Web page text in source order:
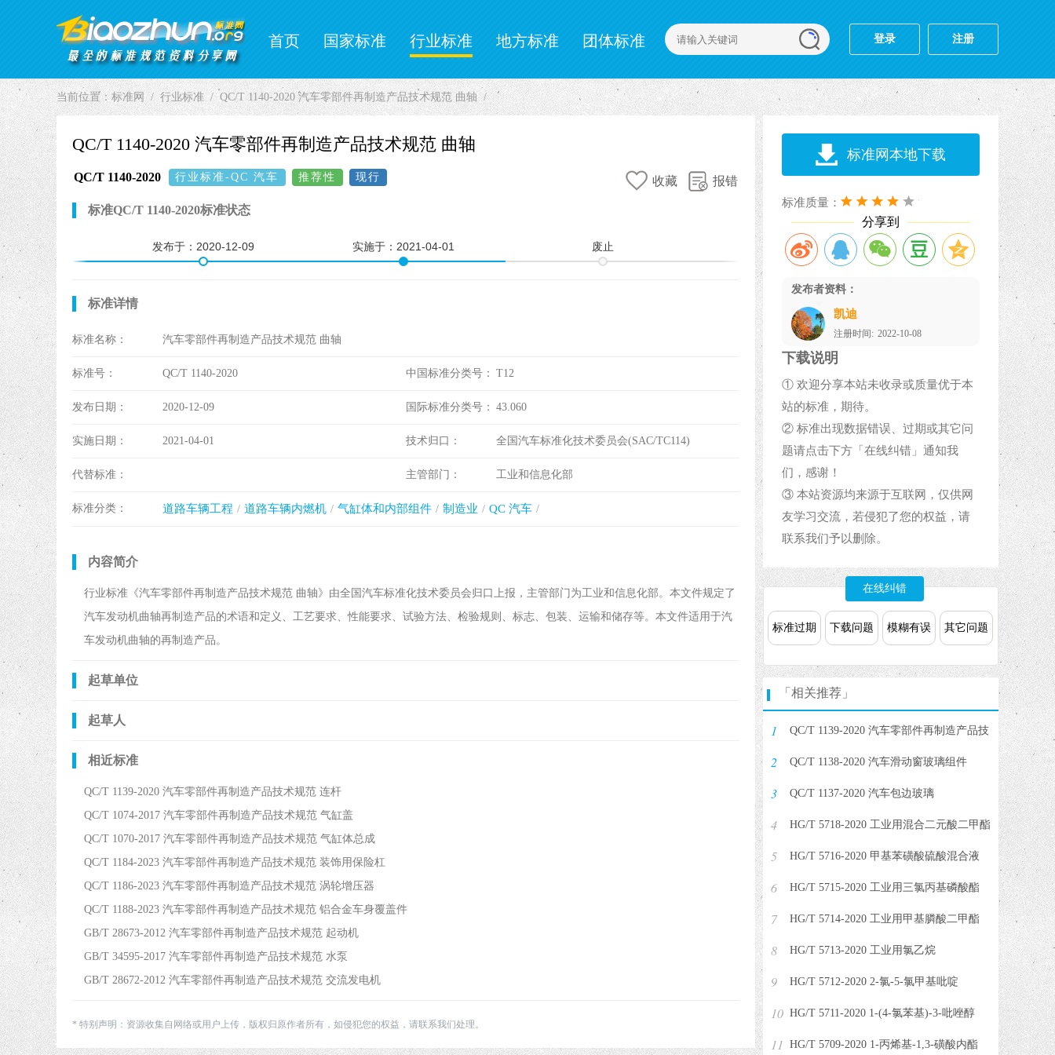
首页 国家标准 行业标准 地方标准
团体标准
登录 注册
当前位置：标准网 行业标准 QC/T 1140-2020 汽车零部件再制造产品技术规范 曲轴
QC/T 1140-2020 汽车零部件再制造产品技术规范 曲轴
QC/T 1140-2020 行业标准-QC 汽车 推荐性 现行 收藏 报错
标准QC/T 1140-2020标准状态
发布于： 2020-12-09 实施于： 2021-04-01 废止
标准详情
标准名称： 汽车零部件再制造产品技术规范 曲轴
标准号： QC/T 1140-2020 中国标准分类号： T12
发布日期： 2020-12-09 国际标准分类号： 43.060
实施日期： 2021-04-01 技术归口： 全国汽车标准化技术委员会(SAC/TC114)
代替标准： 主管部门： 工业和信息化部
标准分类： 道路车辆工程 道路车辆内燃机 气缸体和内部组件 制造业 QC 汽车
内容简介
行业标准《汽车零部件再制造产品技术规范 曲轴》由全国汽车标准化技术委员会归口上报，主管部门为工业和信息化部。本文件规定了
汽车发动机曲轴再制造产品的术语和定义、工艺要求、性能要求、试验方法、检验规则、标志、包装、运输和储存等。本文件适用于汽
车发动机曲轴的再制造产品。
起草单位
起草人
相近标准
QC/T 1139-2020 汽车零部件再制造产品技术规范 连杆
QC/T 1074-2017 汽车零部件再制造产品技术规范 气缸盖
QC/T 1070-2017 汽车零部件再制造产品技术规范 气缸体总成
QC/T 1184-2023 汽车零部件再制造产品技术规范 装饰用保险杠
QC/T 1186-2023 汽车零部件再制造产品技术规范 涡轮增压器
QC/T 1188-2023 汽车零部件再制造产品技术规范 铝合金车身覆盖件
GB/T 28673-2012 汽车零部件再制造产品技术规范 起动机
GB/T 34595-2017 汽车零部件再制造产品技术规范 水泵
GB/T 28672-2012 汽车零部件再制造产品技术规范 交流发电机
* 特别声明：资源收集自网络或用户上传，版权归原作者所有，如侵犯您的权益，请联系我们处理。
标准网本地下载
标准质量：
分享到
发布者资料：
凯迪
注册时间: 2022-10-08
下载说明
① 欢迎分享本站未收录或质量优于本
站的标准，期待。
② 标准出现数据错误、过期或其它问
题请点击下方「在线纠错」通知我
们，感谢！
③ 本站资源均来源于互联网，仅供网
友学习交流，若侵犯了您的权益，请
联系我们予以删除。
在线纠错
标准过期 下载问题 模糊有误 其它问题
「相关推荐」
1 QC/T 1139-2020 汽车零部件再制造产品技
术规范 连杆
2 QC/T 1138-2020 汽车滑动窗玻璃组件
3 QC/T 1137-2020 汽车包边玻璃
4 HG/T 5718-2020 工业用混合二元酸二甲酯
5 HG/T 5716-2020 甲基苯磺酸硫酸混合液
6 HG/T 5715-2020 工业用三氯丙基磷酸酯
7 HG/T 5714-2020 工业用甲基膦酸二甲酯
8 HG/T 5713-2020 工业用氯乙烷
9 HG/T 5712-2020 2-氯-5-氯甲基吡啶
10 HG/T 5711-2020 1-(4-氯苯基)-3-吡唑醇
11 HG/T 5709-2020 1-丙烯基-1,3-磺酸内酯